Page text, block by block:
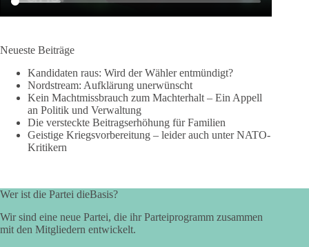
Neueste Beiträge
Kandidaten raus: Wird der Wähler entmündigt?
Nordstream: Aufklärung unerwünscht
Kein Machtmissbrauch zum Machterhalt – Ein Appell
an Politik und Verwaltung
Die versteckte Beitragserhöhung für Familien
Geistige Kriegsvorbereitung – leider auch unter NATO-
Kritikern
Wer ist die Partei dieBasis?
Wir sind eine neue Partei, die ihr Parteiprogramm zusammen
mit den Mitgliedern entwickelt.